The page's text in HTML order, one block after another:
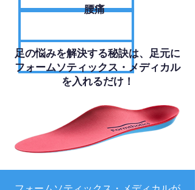
腰痛
足の悩みを解決する秘訣は、足元に
フォームソティックス・メディカル
を入れるだけ！